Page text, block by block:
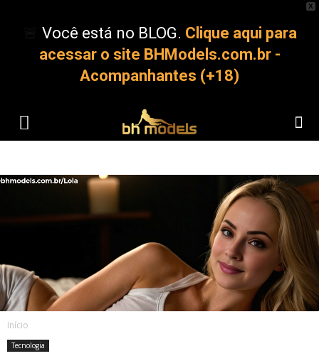
X
Você está no BLOG. Clique aqui para
acessar o site BHModels.com.br -
Acompanhantes (+18)
Início
Tecnologia